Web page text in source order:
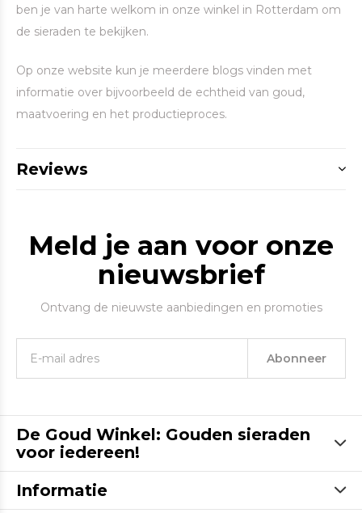
ben je van harte welkom in onze winkel in Rotterdam om
de sieraden te bekijken.
Op onze website kun je meerdere blogs vinden met
informatie over bijvoorbeeld de echtheid van goud,
maatvoering en het productieproces.
Reviews
Meld je aan voor onze
nieuwsbrief
Ontvang de nieuwste aanbiedingen en promoties
Abonneer
De Goud Winkel: Gouden sieraden
voor iedereen!
Informatie